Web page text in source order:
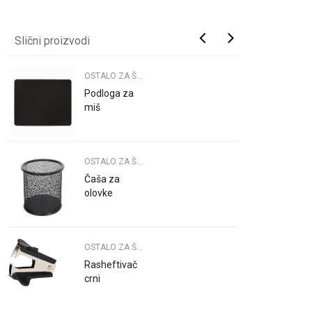
Slični proizvodi
OSTALO ZA ŠKOLU
Podloga za
miš
OSTALO ZA ŠKOLU
Čaša za
olovke
OSTALO ZA ŠKOLU
Rasheftivač
crni